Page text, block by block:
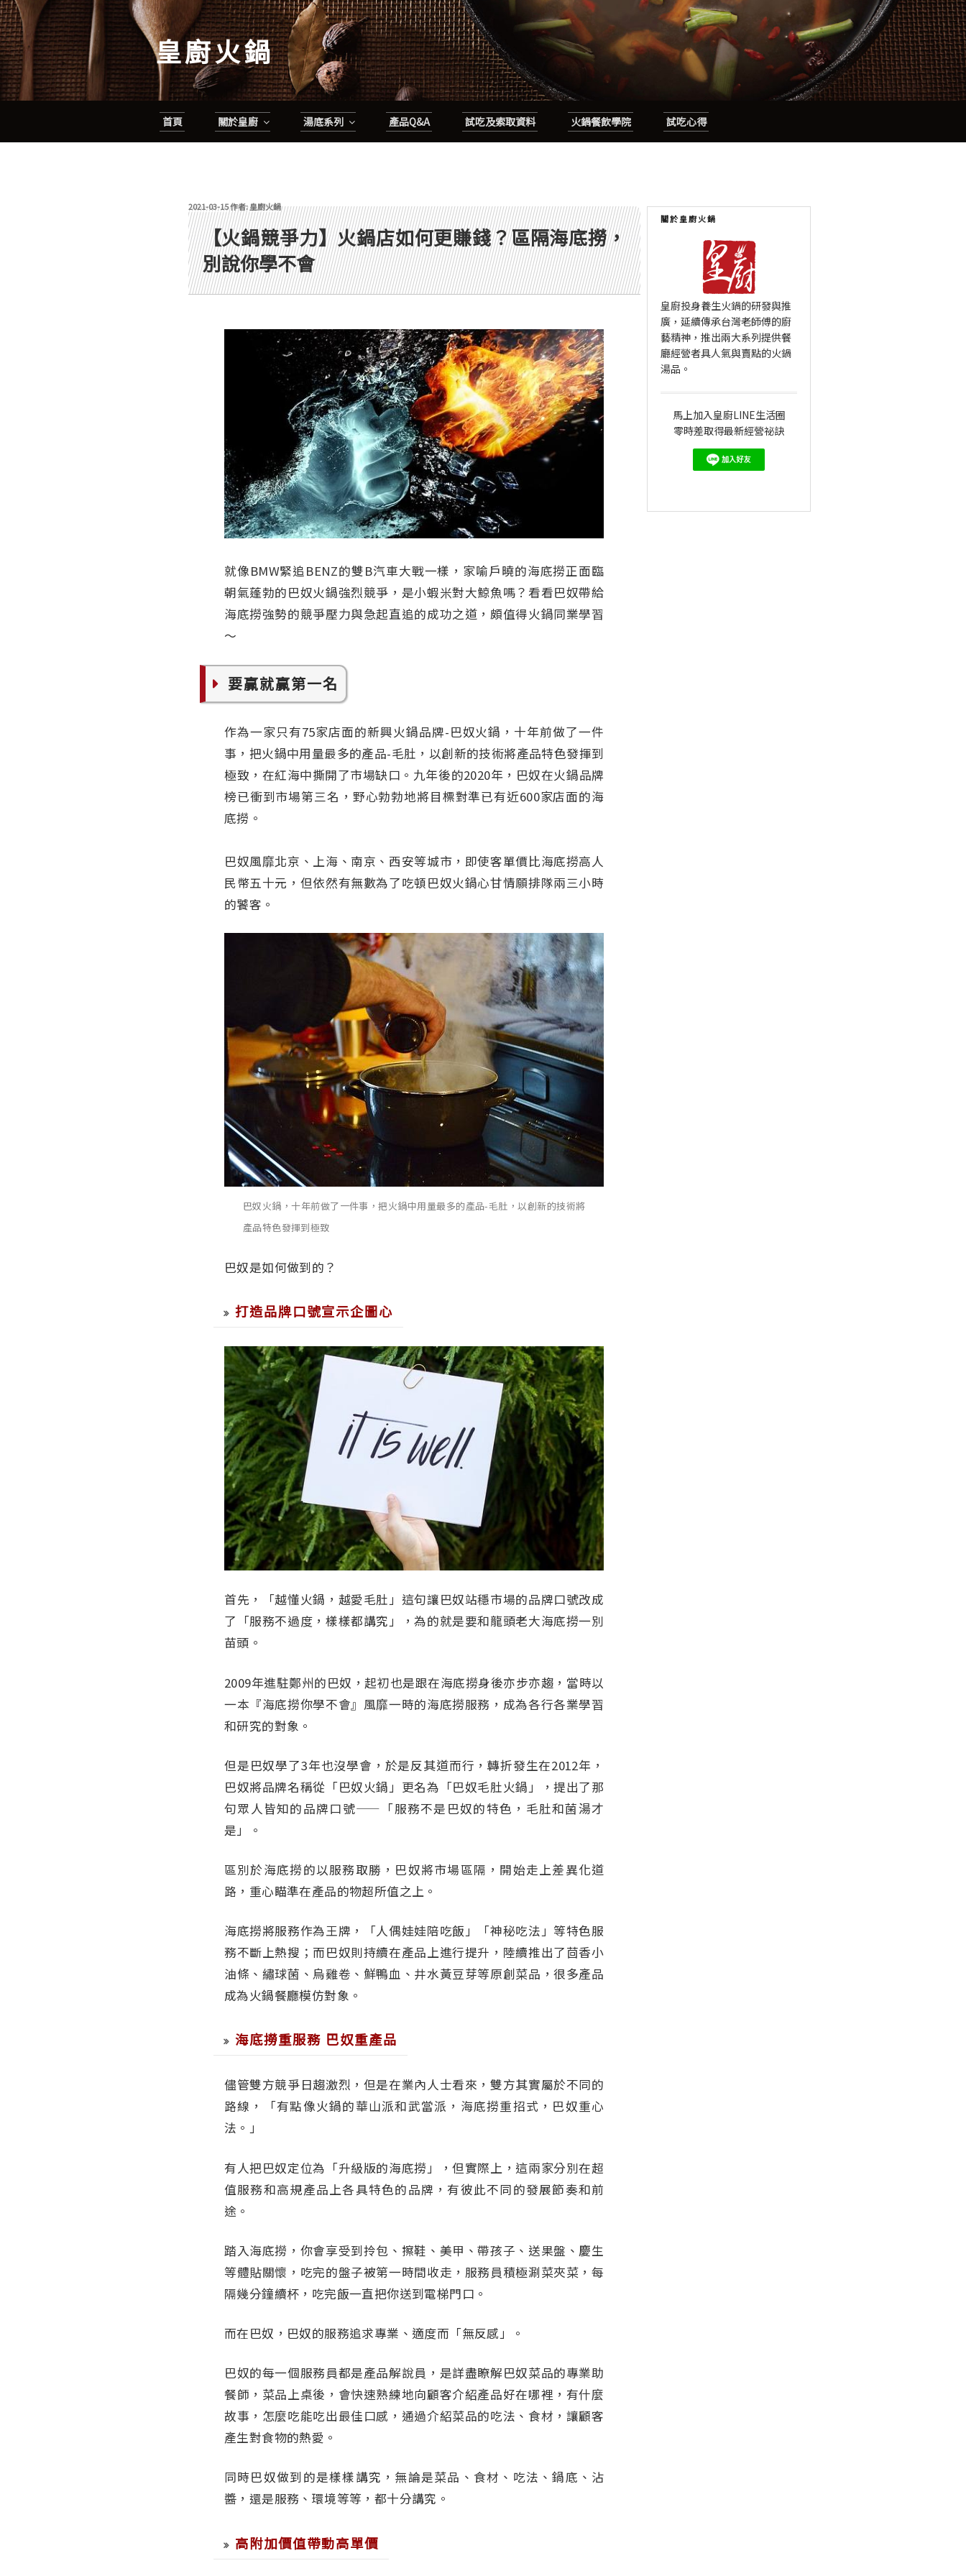
跳
至
主
要
內
容
皇廚火鍋
首頁 關於皇廚 湯底系列 產品Q&A 試吃及索取資料 火鍋餐飲學院 試吃心得
發佈於
2021-03-15作者:皇廚火鍋
【火鍋競爭力】火鍋店如何更賺錢？區隔海底撈，
別說你學不會
就像BMW緊追BENZ的雙B汽車大戰一樣，家喻戶曉的海底撈正面臨
朝氣蓬勃的巴奴火鍋強烈競爭，是小蝦米對大鯨魚嗎？看看巴奴帶給
海底撈強勢的競爭壓力與急起直追的成功之道，頗值得火鍋同業學習
～
要贏就贏第一名
作為一家只有75家店面的新興火鍋品牌-巴奴火鍋，十年前做了一件
事，把火鍋中用量最多的產品-毛肚，以創新的技術將產品特色發揮到
極致，在紅海中撕開了市場缺口。九年後的2020年，巴奴在火鍋品牌
榜已衝到市場第三名，野心勃勃地將目標對準已有近600家店面的海
底撈。
巴奴風靡北京、上海、南京、西安等城市，即使客單價比海底撈高人
民幣五十元，但依然有無數為了吃頓巴奴火鍋心甘情願排隊兩三小時
的饕客。
巴奴火鍋，十年前做了一件事，把火鍋中用量最多的產品-毛肚，以創新的技術將
產品特色發揮到極致
巴奴是如何做到的？
打造品牌口號宣示企圖心
首先，「越懂火鍋，越愛毛肚」這句讓巴奴站穩市場的品牌口號改成
了「服務不過度，樣樣都講究」，為的就是要和龍頭老大海底撈一別
苗頭。
2009年進駐鄭州的巴奴，起初也是跟在海底撈身後亦步亦趨，當時以
一本『海底撈你學不會』風靡一時的海底撈服務，成為各行各業學習
和研究的對象。
但是巴奴學了3年也沒學會，於是反其道而行，轉折發生在2012年，
巴奴將品牌名稱從「巴奴火鍋」更名為「巴奴毛肚火鍋」，提出了那
句眾人皆知的品牌口號——「服務不是巴奴的特色，毛肚和菌湯才
是」。
區別於海底撈的以服務取勝，巴奴將市場區隔，開始走上差異化道
路，重心瞄準在產品的物超所值之上。
海底撈將服務作為王牌，「人偶娃娃陪吃飯」「神秘吃法」等特色服
務不斷上熱搜；而巴奴則持續在產品上進行提升，陸續推出了茴香小
油條、繡球菌、烏雞卷、鮮鴨血、井水黃豆芽等原創菜品，很多產品
成為火鍋餐廳模仿對象。
海底撈重服務 巴奴重產品
儘管雙方競爭日趨激烈，但是在業內人士看來，雙方其實屬於不同的
路線，「有點像火鍋的華山派和武當派，海底撈重招式，巴奴重心
法。」
有人把巴奴定位為「升級版的海底撈」，但實際上，這兩家分別在超
值服務和高規產品上各具特色的品牌，有彼此不同的發展節奏和前
途。
踏入海底撈，你會享受到拎包、擦鞋、美甲、帶孩子、送果盤、慶生
等體貼關懷，吃完的盤子被第一時間收走，服務員積極涮菜夾菜，每
隔幾分鐘續杯，吃完飯一直把你送到電梯門口。
而在巴奴，巴奴的服務追求專業、適度而「無反感」。
巴奴的每一個服務員都是產品解說員，是詳盡瞭解巴奴菜品的專業助
餐師，菜品上桌後，會快速熟練地向顧客介紹產品好在哪裡，有什麼
故事，怎麼吃能吃出最佳口感，通過介紹菜品的吃法、食材，讓顧客
產生對食物的熱愛。
同時巴奴做到的是樣樣講究，無論是菜品、食材、吃法、鍋底、沾
醬，還是服務、環境等等，都十分講究。
高附加價值帶動高單價
關於皇廚火鍋
皇廚投身養生火鍋的研發與推
廣，延續傳承台灣老師傅的廚
藝精神，推出兩大系列提供餐
廳經營者具人氣與賣點的火鍋
湯品。
馬上加入皇廚LINE生活圈
零時差取得最新經營祕訣